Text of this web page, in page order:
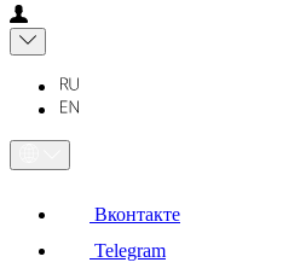
Вконтакте
Telegram